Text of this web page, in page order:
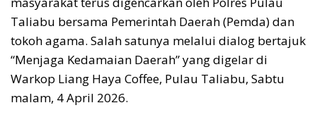
Taliabu bersama Pemerintah Daerah (Pemda) dan
tokoh agama. Salah satunya melalui dialog bertajuk
“Menjaga Kedamaian Daerah” yang digelar di
Warkop Liang Haya Coffee, Pulau Taliabu, Sabtu
malam, 4 April 2026.